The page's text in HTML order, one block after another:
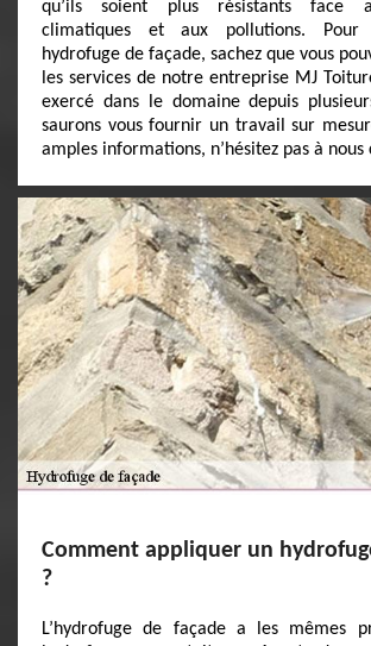
qu’ils soient plus résistants face
climatiques et aux pollutions.
hydrofuge de façade, sachez que vous
les services de notre entreprise MJ
exercé dans le domaine depuis
saurons vous fournir un travail sur
amples informations, n’hésitez pas à nous
Comment appliquer un
?
L’hydrofuge de façade a les mêmes